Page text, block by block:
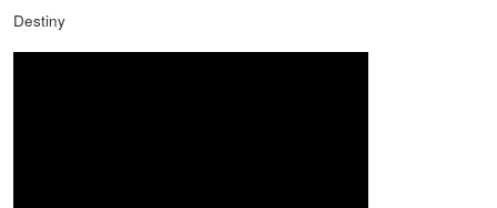
Destiny